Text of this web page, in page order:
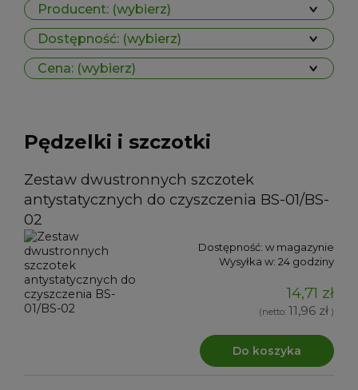
Producent: (wybierz)
Dostępność: (wybierz)
Cena: (wybierz)
Pędzelki i szczotki
Zestaw dwustronnych szczotek
antystatycznych do czyszczenia BS-01/BS-
02
Dostępność: w magazynie
Wysyłka w: 24 godziny
14,71 zł
(netto: 11,96 zł )
Do koszyka